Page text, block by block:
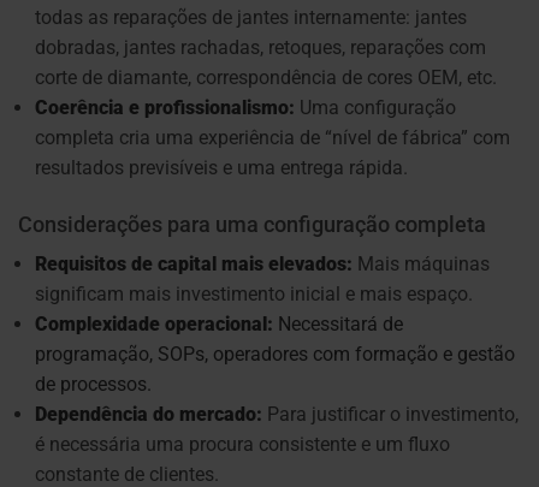
todas as reparações de jantes internamente: jantes
dobradas, jantes rachadas, retoques, reparações com
corte de diamante, correspondência de cores OEM, etc.
Coerência e profissionalismo: Uma configuração
completa cria uma experiência de “nível de fábrica” com
resultados previsíveis e uma entrega rápida.
Considerações para uma configuração completa
Requisitos de capital mais elevados: Mais máquinas
significam mais investimento inicial e mais espaço.
Complexidade operacional: Necessitará de
programação, SOPs, operadores com formação e gestão
de processos.
Dependência do mercado: Para justificar o investimento,
é necessária uma procura consistente e um fluxo
constante de clientes.